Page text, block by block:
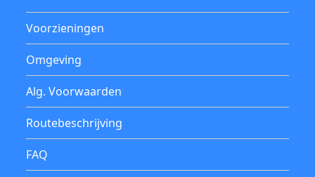
Voorzieningen
Omgeving
Alg. Voorwaarden
Routebeschrijving
FAQ